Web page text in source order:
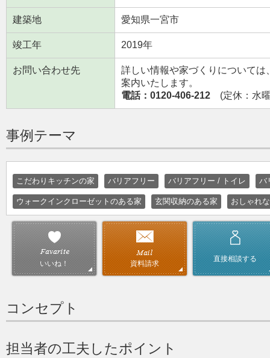
建築地 愛知県一宮市
竣工年 2019年
お問い合わせ先
詳しい情報や家づくりについて
案内いたします。
電話：0120-406-212 (定休：水
事例テーマ
こだわりキッチンの家 バリアフリー バリアフリー / トイレ バ
ウォークインクローゼットのある家 玄関収納のある家 おしゃれ
いいね！ 資料請求
直接相談する
コンセプト
担当者の工夫したポイント